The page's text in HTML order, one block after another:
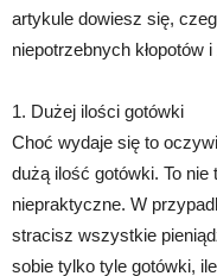
artykule dowiesz się,
niepotrzebnych kłopotów
1. Dużej ilości gotówki
Choć wydaje się to
dużą ilość gotówki. To
niepraktyczne. W
stracisz wszystkie
sobie tylko tyle gotówki,